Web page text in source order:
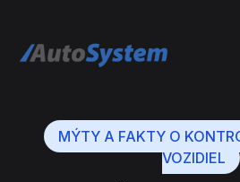
auto-system logo
MÝTY A FAKTY O
VOZIDIEL